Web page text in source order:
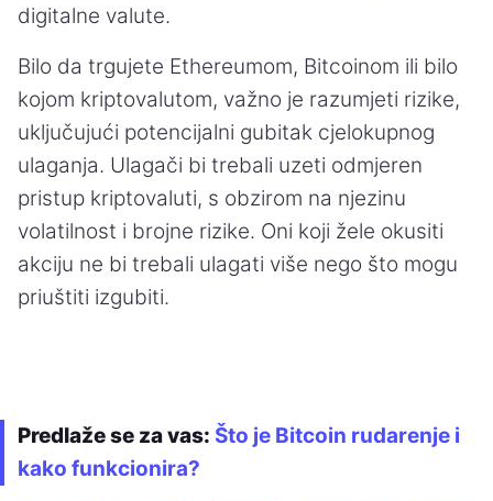
digitalne valute.
Bilo da trgujete Ethereumom, Bitcoinom ili bilo
kojom kriptovalutom, važno je razumjeti rizike,
uključujući potencijalni gubitak cjelokupnog
ulaganja. Ulagači bi trebali uzeti odmjeren
pristup kriptovaluti, s obzirom na njezinu
volatilnost i brojne rizike. Oni koji žele okusiti
akciju ne bi trebali ulagati više nego što mogu
priuštiti izgubiti.
Predlaže se za vas: Što je Bitcoin rudarenje i
kako funkcionira?